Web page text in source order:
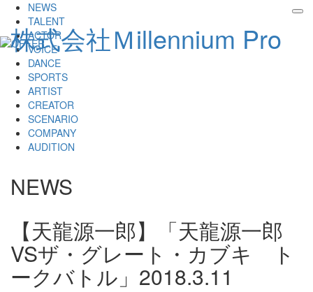
株式会社Ｍillennium Pro
NEWS
TALENT
ACTOR
VOICE
DANCE
SPORTS
ARTIST
CREATOR
SCENARIO
COMPANY
AUDITION
NEWS
【天龍源一郎】「天龍源一郎
VSザ・グレート・カブキ ト
ークバトル」 2018.3.11